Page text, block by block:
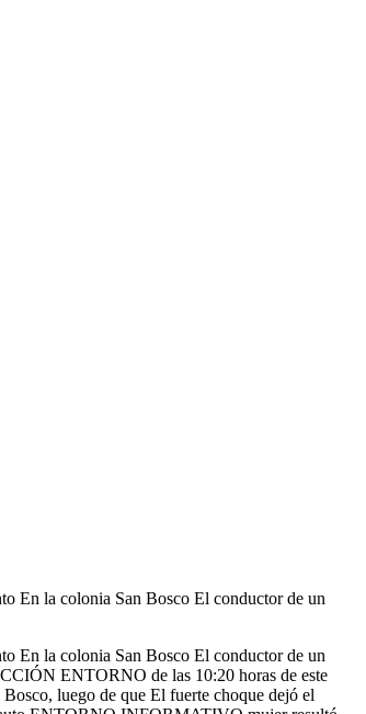
la colonia San Bosco El conductor de un
la colonia San Bosco El conductor de un
ENTORNO de las 10:20 horas de este
luego de que El fuerte choque dejó el